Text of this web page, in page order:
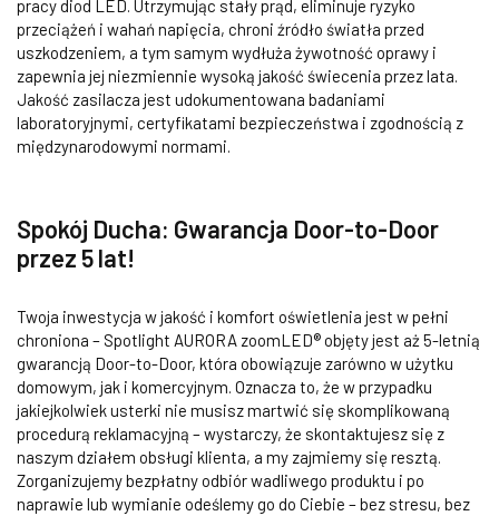
pracy diod LED. Utrzymując stały prąd, eliminuje ryzyko
przeciążeń i wahań napięcia, chroni źródło światła przed
uszkodzeniem, a tym samym wydłuża żywotność oprawy i
zapewnia jej niezmiennie wysoką jakość świecenia przez lata.
Jakość zasilacza jest udokumentowana badaniami
laboratoryjnymi, certyfikatami bezpieczeństwa i zgodnością z
międzynarodowymi normami.
Spokój Ducha: Gwarancja Door-to-Door
przez 5 lat!
Twoja inwestycja w jakość i komfort oświetlenia jest w pełni
chroniona – Spotlight AURORA zoomLED® objęty jest aż 5-letnią
gwarancją Door-to-Door, która obowiązuje zarówno w użytku
domowym, jak i komercyjnym. Oznacza to, że w przypadku
jakiejkolwiek usterki nie musisz martwić się skomplikowaną
procedurą reklamacyjną – wystarczy, że skontaktujesz się z
naszym działem obsługi klienta, a my zajmiemy się resztą.
Zorganizujemy bezpłatny odbiór wadliwego produktu i po
naprawie lub wymianie odeślemy go do Ciebie – bez stresu, bez